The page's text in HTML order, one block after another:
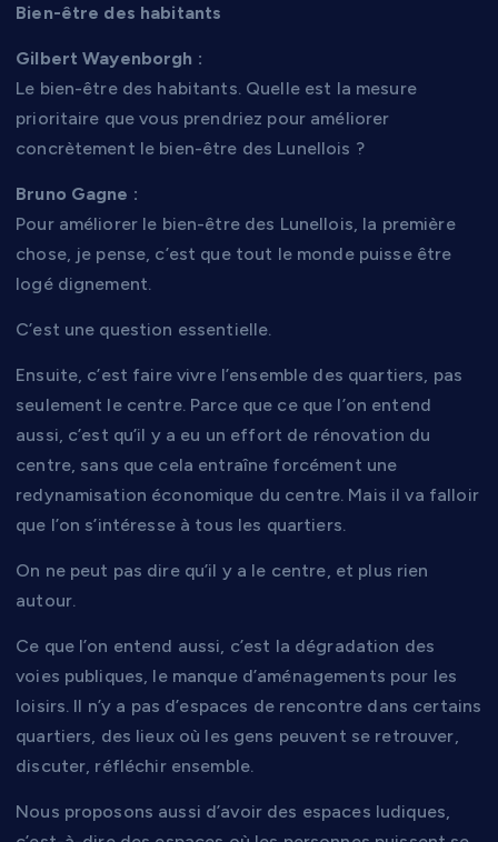
Bien-être des habitants
Gilbert Wayenborgh :
Le bien-être des habitants. Quelle est la mesure
prioritaire que vous prendriez pour améliorer
concrètement le bien-être des Lunellois ?
Bruno Gagne :
Pour améliorer le bien-être des Lunellois, la première
chose, je pense, c’est que tout le monde puisse être
logé dignement.
C’est une question essentielle.
Ensuite, c’est faire vivre l’ensemble des quartiers, pas
seulement le centre. Parce que ce que l’on entend
aussi, c’est qu’il y a eu un effort de rénovation du
centre, sans que cela entraîne forcément une
redynamisation économique du centre. Mais il va falloir
que l’on s’intéresse à tous les quartiers.
On ne peut pas dire qu’il y a le centre, et plus rien
autour.
Ce que l’on entend aussi, c’est la dégradation des
voies publiques, le manque d’aménagements pour les
loisirs. Il n’y a pas d’espaces de rencontre dans certains
quartiers, des lieux où les gens peuvent se retrouver,
discuter, réfléchir ensemble.
Nous proposons aussi d’avoir des espaces ludiques,